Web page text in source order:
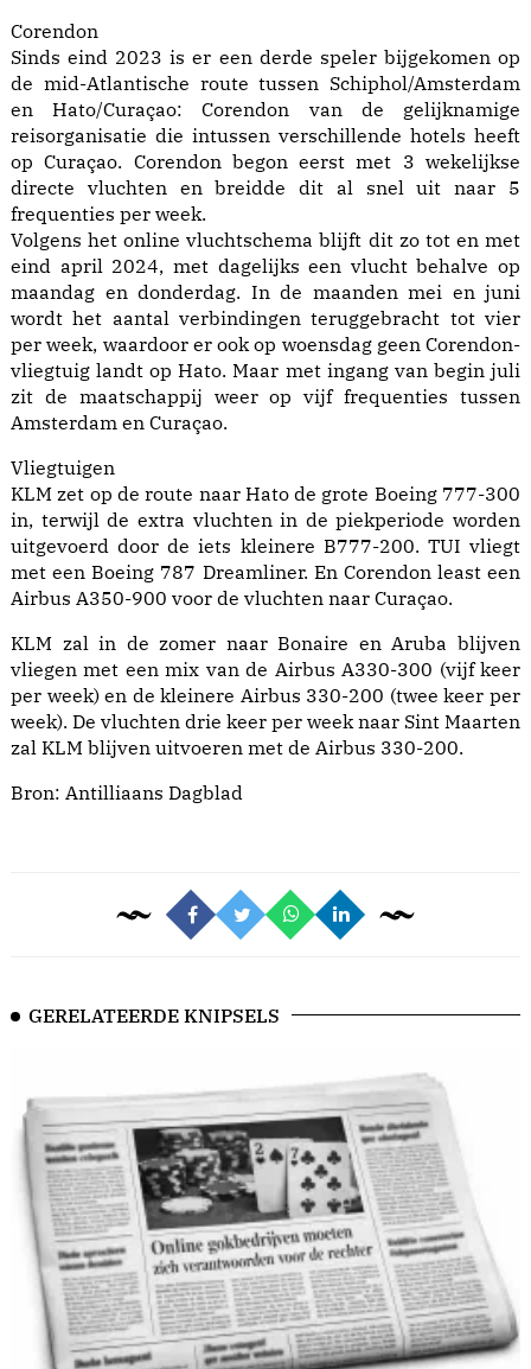
Corendon
Sinds eind 2023 is er een derde speler bijgekomen op
de mid-Atlantische route tussen Schiphol/Amsterdam
en Hato/Curaçao: Corendon van de gelijknamige
reisorganisatie die intussen verschillende hotels heeft
op Curaçao. Corendon begon eerst met 3 wekelijkse
directe vluchten en breidde dit al snel uit naar 5
frequenties per week.
Volgens het online vluchtschema blijft dit zo tot en met
eind april 2024, met dagelijks een vlucht behalve op
maandag en donderdag. In de maanden mei en juni
wordt het aantal verbindingen teruggebracht tot vier
per week, waardoor er ook op woensdag geen Corendon-
vliegtuig landt op Hato. Maar met ingang van begin juli
zit de maatschappij weer op vijf frequenties tussen
Amsterdam en Curaçao.
Vliegtuigen
KLM zet op de route naar Hato de grote Boeing 777-300
in, terwijl de extra vluchten in de piekperiode worden
uitgevoerd door de iets kleinere B777-200. TUI vliegt
met een Boeing 787 Dreamliner. En Corendon least een
Airbus A350-900 voor de vluchten naar Curaçao.
KLM zal in de zomer naar Bonaire en Aruba blijven
vliegen met een mix van de Airbus A330-300 (vijf keer
per week) en de kleinere Airbus 330-200 (twee keer per
week). De vluchten drie keer per week naar Sint Maarten
zal KLM blijven uitvoeren met de Airbus 330-200.
Bron: Antilliaans Dagblad
GERELATEERDE KNIPSELS